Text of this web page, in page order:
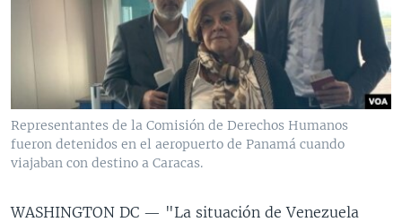
ENTRETENIMIENTO Y CULTURA
TECNOLOGÍA
DEPORTES
CIENCIA Y SALUD
FOTOGRAFÍA
AUDIOS
PROGRAMAS TV
EL MUNDO AL DÍA
FORO INTERAMERICANO
VISIÓN 360
PANORAMA
AVANCE INFORMATIVO
AUDIONOTICIAS
ESTADOS UNIDOS AL DÍA
DIRECT
DOCUMENTALES DE LA VOA
Representantes de la Comisión de Derechos Humanos
fueron detenidos en el aeropuerto de Panamá cuando
viajaban con destino a Caracas.
WASHINGTON DC — "La situación de Venezuela